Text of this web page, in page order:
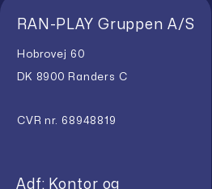
RAN-PLAY Gruppen A/S
Hobrovej 60
DK 8900 Randers C
CVR nr. 68948819
Adf: Kontor og